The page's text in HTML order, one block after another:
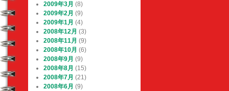
2009年3月 (8)
2009年2月 (9)
2009年1月 (4)
2008年12月 (3)
2008年11月 (9)
2008年10月 (6)
2008年9月 (9)
2008年8月 (15)
2008年7月 (21)
2008年6月 (9)